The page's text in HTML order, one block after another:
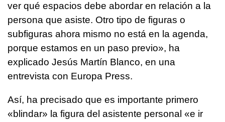
ver qué espacios debe abordar en relación a la
persona que asiste. Otro tipo de figuras o
subfiguras ahora mismo no está en la agenda,
porque estamos en un paso previo», ha
explicado Jesús Martín Blanco, en una
entrevista con Europa Press.
Así, ha precisado que es importante primero
«blindar» la figura del asistente personal «e ir